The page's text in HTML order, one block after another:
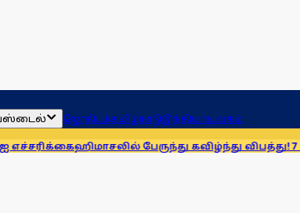
ஜோதிடம்தமிழ்நாடுஇந்தியாஉலகம்
ஹிமாசலில் பேருந்து கவிழ்ந்து விபத்து! 7 பேர் பலி,